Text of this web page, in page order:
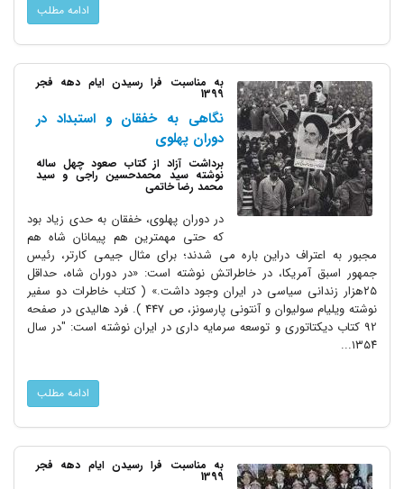
ادامه مطلب
به مناسبت فرا رسیدن ایام دهه فجر
1399
نگاهی به خفقان و استبداد در
دوران پهلوی
برداشت آزاد از کتاب صعود چهل ساله
نوشته سید محمدحسین راجی و سید
محمد رضا خاتمی
در دوران پهلوی، خفقان به حدی زیاد بود
که حتی مهمترین هم پیمانان شاه هم
مجبور به اعتراف دراین باره می شدند؛ برای مثال جیمی کارتر، رئیس
جمهور اسبق آمریکا، در خاطراتش نوشته است: «در دوران شاه، حداقل
۲۵هزار زندانی سیاسی در ایران وجود داشت.» ( کتاب خاطرات دو سفیر
نوشته ویلیام سولیوان و آنتونى پارسونز، ص 447 ). فرد هالیدی در صفحه
92 کتاب دیکتاتورى و توسعه سرمایه دارى در ایران نوشته است: "در سال
۱۳۵۴...
ادامه مطلب
به مناسبت فرا رسیدن ایام دهه فجر
1399